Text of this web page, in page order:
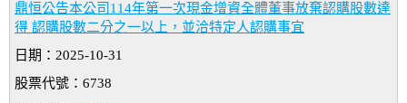
鼎恒公告本公司114年第一次現金增資全體董事放棄認購股數達
得 認購股數二分之一以上，並洽特定人認購事宜
日期：2025-10-31
股票代號：6738